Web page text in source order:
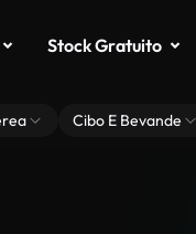
Stock Gratuito
Cibo E Bevande